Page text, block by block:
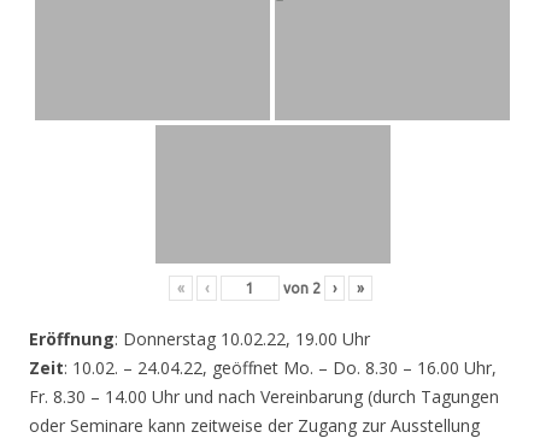
« ‹ von 2 › »
Eröffnung: Donnerstag 10.02.22, 19.00 Uhr
Zeit: 10.02. – 24.04.22, geöffnet Mo. – Do. 8.30 – 16.00 Uhr,
Fr. 8.30 – 14.00 Uhr und nach Vereinbarung (durch Tagungen
oder Seminare kann zeitweise der Zugang zur Ausstellung